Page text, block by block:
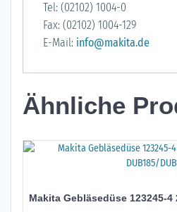
Tel: (02102) 1004-0
Fax: (02102) 1004-129
E-Mail: info@makita.de
Ähnliche
Makita Gebläsedüse 123245-4